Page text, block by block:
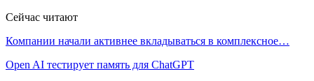
Сейчас читают
Компании начали активнее вкладываться в комплексное…
Open AI тестирует память для ChatGPT